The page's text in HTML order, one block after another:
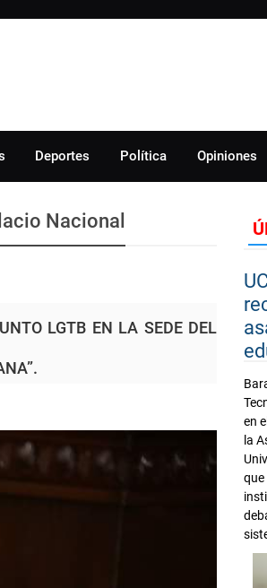
Deportes Política Opiniones
Nacional
LGTB EN LA SEDE DEL
en
la
que